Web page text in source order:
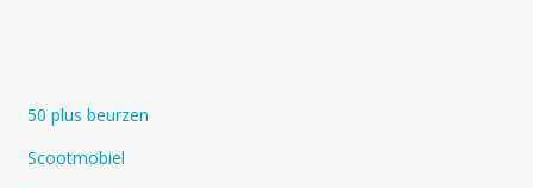
50 plus beurzen
Scootmobiel